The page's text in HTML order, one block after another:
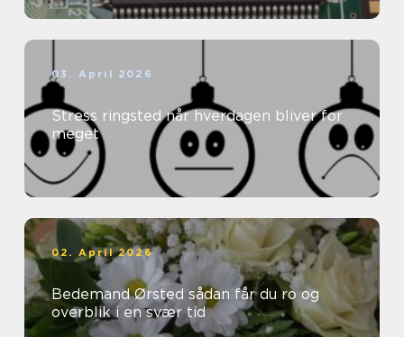
03. April 2026
Stress ringsted når hverdagen bliver for
meget
02. April 2026
Bedemand Ørsted sådan får du ro og
overblik i en svær tid